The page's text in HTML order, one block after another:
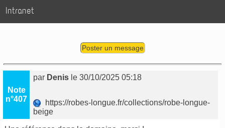
Intranet
Poster un message
Note
n°407
par Denis le 30/10/2025 05:18
https://robes-longue.fr/collections/robe-longue-
beige